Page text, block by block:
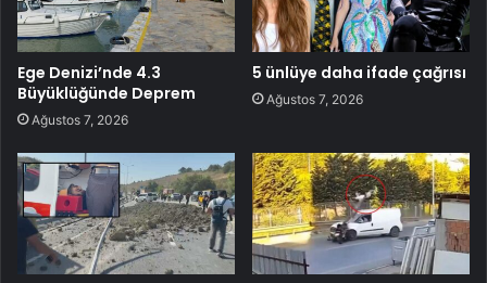
Ege Denizi’nde 4.3
Büyüklüğünde Deprem
Ağustos 7, 2026
5 ünlüye daha ifade çağrısı
Ağustos 7, 2026